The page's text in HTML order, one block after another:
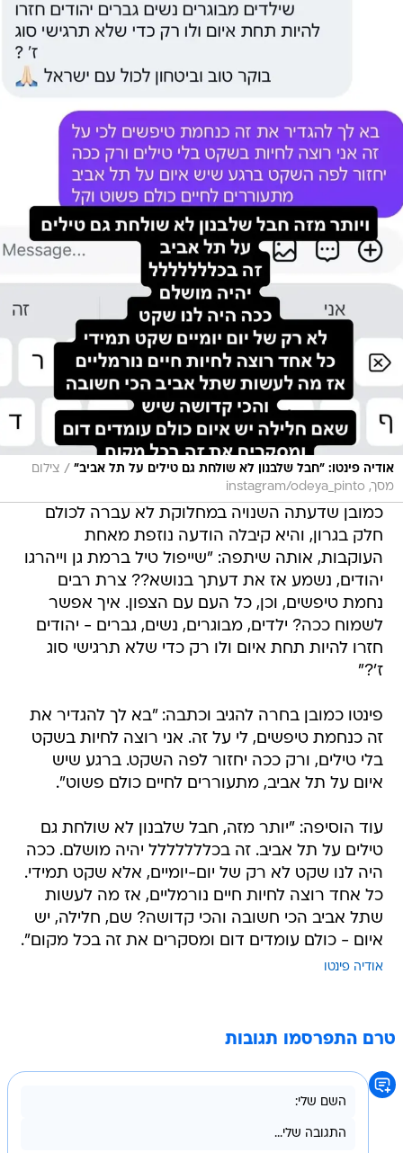
אודיה פינטו: "חבל שלבנון לא שולחת גם טילים על תל אביב" / צילום
מסך, instagram/odeya_pinto
כמובן שדעתה השנויה במחלוקת לא עברה לכולם
חלק בגרון, והיא קיבלה הודעה נוזפת מאחת
העוקבות, אותה שיתפה: "שייפול טיל ברמת גן וייהרגו
יהודים, נשמע אז את דעתך בנושא?? צרת רבים
נחמת טיפשים, וכן, כל העם עם הצפון. איך אפשר
לשמוח ככה? ילדים, מבוגרים, נשים, גברים - יהודים
חזרו להיות תחת איום ולו רק כדי שלא תרגישי סוג
ז'?"
פינטו כמובן בחרה להגיב וכתבה: "בא לך להגדיר את
זה כנחמת טיפשים, לי על זה. אני רוצה לחיות בשקט
בלי טילים, ורק ככה יחזור לפה השקט. ברגע שיש
איום על תל אביב, מתעוררים לחיים כולם פשוט".
עוד הוסיפה: "יותר מזה, חבל שלבנון לא שולחת גם
טילים על תל אביב. זה בכללללללל יהיה מושלם. ככה
היה לנו שקט לא רק של יום-יומיים, אלא שקט תמידי.
כל אחד רוצה לחיות חיים נורמליים, אז מה לעשות
שתל אביב הכי חשובה והכי קדושה? שם, חלילה, יש
איום - כולם עומדים דום ומסקרים את זה בכל מקום".
אודיה פינטו
טרם התפרסמו תגובות